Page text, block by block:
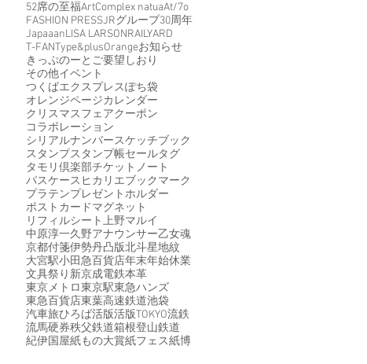
52席の至福ArtComplex natuaAt/7o
FASHION PRESSJRグループ30周年
JapaaanLISA LARSONRAILYARD
T-FANType&plusOrangeお知らせ
きっぷのーと ご要望 しおり
その他イベント
つくばエクスプレスぽち袋
オレンジページカレンダー
クリスマスフェアクーポン
コラボレーション
シリアルナンバースケッチブック
スタンプスタンプ帳セールタグ
タモリ倶楽部チケット ノート
パスケース ヒカリエブックマーク
プラテンプレゼントホルダー
ポストカードマグネット
リフィルシート上野マルイ
中原淳一久野アナウンサー乙女魂
京都付箋伊勢丹凸版北斗星地紋
大宮駅小田急百貨店年末年始休業
文具祭り新京成電鉄本革
東京メトロ東京駅東急ハンズ
東急百貨店東葉高速鉄道池袋
汽車旅ひろば活版活版TOKYO流鉄
流馬硬券秩父鉄道箱根登山鉄道
紀伊国屋紙もの大賞紙フェス紙博